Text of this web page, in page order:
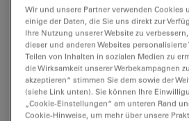
http://onlinelibrary.wiley.com/
Nanometer to micrometer
etching of bulk metallic
J.W. Deng, K.Du, B.Wu, M.L.
National Laboratory for
of Metal Research, Chinese
Wir und unsere Partner verwenden Cookies
einige der Daten, die Sie uns direkt zur
Ihre Nutzung unserer Website zu
dieser und anderen Websites
Teilen von Inhalten in sozialen Medien zu
die Wirksamkeit unserer Werbekampagnen
akzeptieren“ stimmen Sie dem sowie der
(siehe Link unten). Sie können Ihre
„Cookie-Einstellungen“ am unteren Rand
Cookie-Hinweise, um mehr über unsere